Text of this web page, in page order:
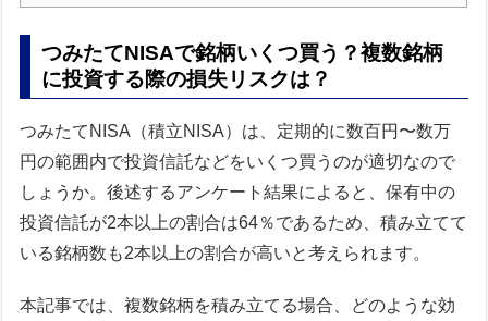
つみたてNISAで銘柄いくつ買う？複数銘柄
に投資する際の損失リスクは？
つみたてNISA（積立NISA）は、定期的に数百円〜数万
円の範囲内で投資信託などをいくつ買うのが適切なので
しょうか。後述するアンケート結果によると、保有中の
投資信託が2本以上の割合は64％であるため、積み立てて
いる銘柄数も2本以上の割合が高いと考えられます。
本記事では、複数銘柄を積み立てる場合、どのような効